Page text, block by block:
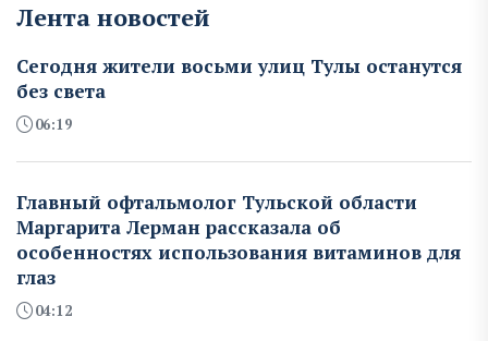
Лента новостей
Сегодня жители восьми улиц Тулы останутся
без света
06:19
Главный офтальмолог Тульской области
Маргарита Лерман рассказала об
особенностях использования витаминов для
глаз
04:12